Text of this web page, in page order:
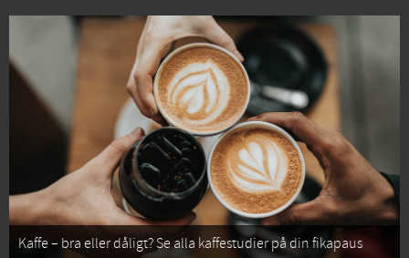
Kaffe – bra eller dåligt? Se alla kaffestudier på din fikapaus